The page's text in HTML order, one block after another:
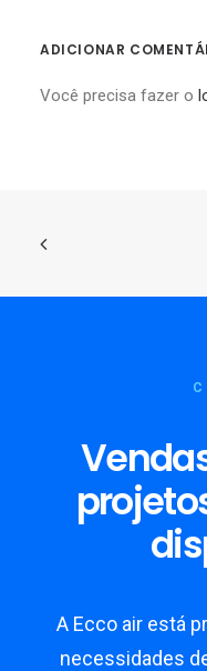
ADICIONAR
Você precisa fazer o
A Ecco air está
necessidades